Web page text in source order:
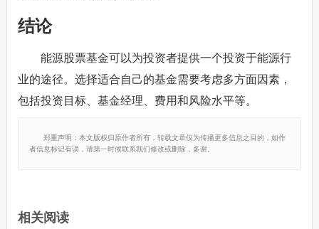
结论
能源股票基金可以为投资者提供一个投资于能源行
业的途径。选择适合自己的基金需要考虑多方面因素，
包括投资目标、基金经理、费用和风险水平等。
郑重声明：本文版权归原作者所有，转载文章仅为传播更多信息之目的，如作
者信息标记有误，请第一时候联系我们修改或删除，多谢。
相关阅读